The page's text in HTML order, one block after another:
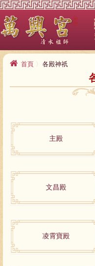
首頁 各殿神祇
主殿
文昌殿
凌霄寶殿